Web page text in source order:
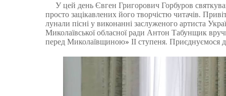
У цей день Євген Григорович Горбуров святкував
просто зацікавлених його творчістю читачів.
лунали пісні у виконанні заслуженого артиста
Миколаївської обласної ради Антон Табунщик
перед Миколаївщиною» ІІ ступеня. Приєднуємося